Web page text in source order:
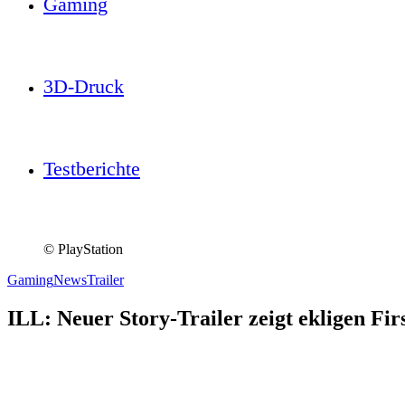
3D-Druck
Testberichte
© PlayStation
GamingNewsTrailer
ILL: Neuer Story-Trailer zeigt ekligen